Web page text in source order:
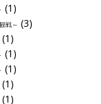
(1)
戦～ (3)
(1)
(1)
(1)
(1)
(1)